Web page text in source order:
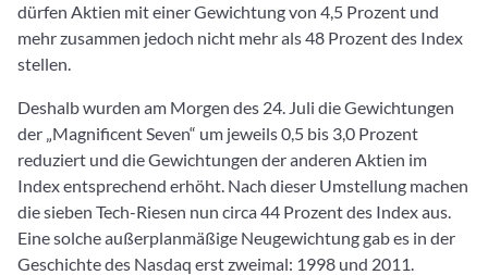
dürfen Aktien mit einer Gewichtung von 4,5 Prozent und
mehr zusammen jedoch nicht mehr als 48 Prozent des Index
stellen.
Deshalb wurden am Morgen des 24. Juli die Gewichtungen
der „Magnificent Seven“ um jeweils 0,5 bis 3,0 Prozent
reduziert und die Gewichtungen der anderen Aktien im
Index entsprechend erhöht. Nach dieser Umstellung machen
die sieben Tech-Riesen nun circa 44 Prozent des Index aus.
Eine solche außerplanmäßige Neugewichtung gab es in der
Geschichte des Nasdaq erst zweimal: 1998 und 2011.